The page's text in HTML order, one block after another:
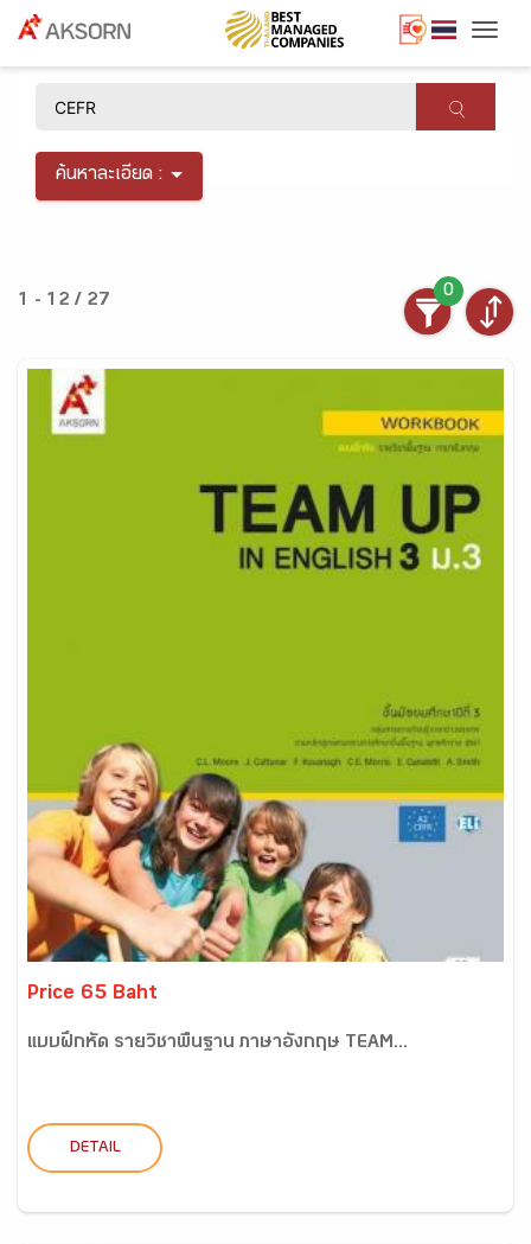
ค้นหาละเอียด :
1 - 12 / 27
0
Price 65 Baht
แบบฝึกหัด รายวิชาพื้นฐาน ภาษาอังกฤษ TEAM...
DETAIL